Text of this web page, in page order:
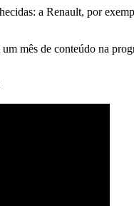
a Renault, por
mês de conteúdo na